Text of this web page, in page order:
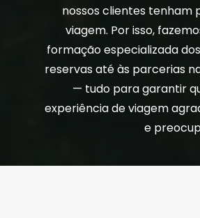
nossos clientes tenham
viagem. Por isso,
formação especializada
reservas até às parcerias
— tudo para garantir
experiência de viagem
e